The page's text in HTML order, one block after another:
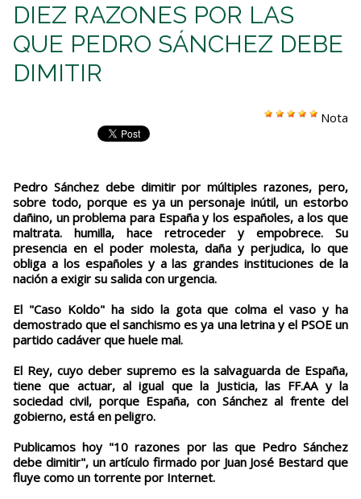
DIEZ RAZONES POR LAS
QUE PEDRO SÁNCHEZ DEBE
DIMITIR
Nota
Pedro Sánchez debe dimitir por múltiples razones, pero,
sobre todo, porque es ya un personaje inútil, un estorbo
dañino, un problema para España y los españoles, a los que
maltrata. humilla, hace retroceder y empobrece. Su
presencia en el poder molesta, daña y perjudica, lo que
obliga a los españoles y a las grandes instituciones de la
nación a exigir su salida con urgencia.
El "Caso Koldo" ha sido la gota que colma el vaso y ha
demostrado que el sanchismo es ya una letrina y el PSOE un
partido cadáver que huele mal.
El Rey, cuyo deber supremo es la salvaguarda de España,
tiene que actuar, al igual que la Justicia, las FF.AA y la
sociedad civil, porque España, con Sánchez al frente del
gobierno, está en peligro.
Publicamos hoy "10 razones por las que Pedro Sánchez
debe dimitir", un artículo firmado por Juan José Bestard que
fluye como un torrente por Internet.